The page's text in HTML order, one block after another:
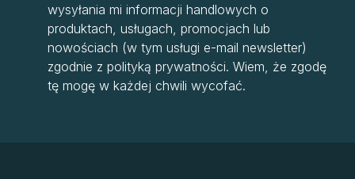
wysyłania mi informacji handlowych o
produktach, usługach, promocjach lub
nowościach (w tym usługi e-mail newsletter)
zgodnie z polityką prywatności. Wiem, że zgodę
tę mogę w każdej chwili wycofać.